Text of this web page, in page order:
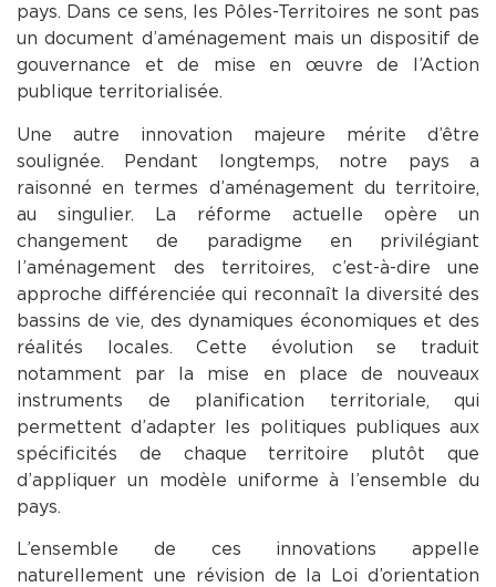
pays. Dans ce sens, les Pôles-Territoires ne sont pas
un document d’aménagement mais un dispositif de
gouvernance et de mise en œuvre de l’Action
publique territorialisée.
Une autre innovation majeure mérite d’être
soulignée. Pendant longtemps, notre pays a
raisonné en termes d’aménagement du territoire,
au singulier. La réforme actuelle opère un
changement de paradigme en privilégiant
l’aménagement des territoires, c’est-à-dire une
approche différenciée qui reconnaît la diversité des
bassins de vie, des dynamiques économiques et des
réalités locales. Cette évolution se traduit
notamment par la mise en place de nouveaux
instruments de planification territoriale, qui
permettent d’adapter les politiques publiques aux
spécificités de chaque territoire plutôt que
d’appliquer un modèle uniforme à l’ensemble du
pays.
L’ensemble de ces innovations appelle
naturellement une révision de la Loi d’orientation